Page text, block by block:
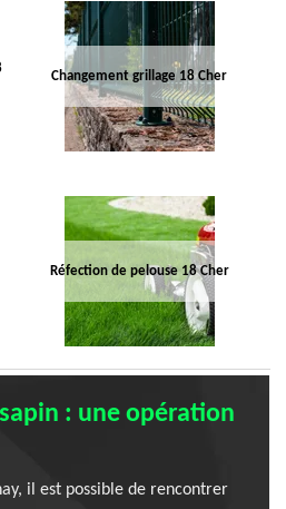
Changement grillage 18 Cher
Réfection de pelouse 18 Cher
: une opération
il est possible de rencontrer